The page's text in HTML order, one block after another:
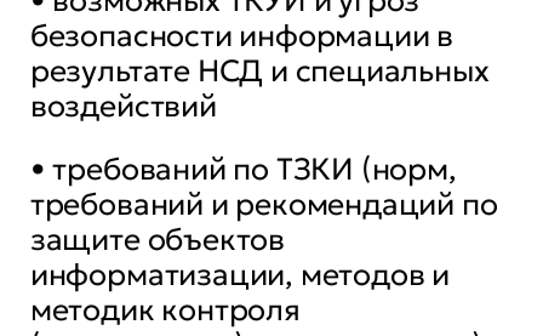
безопасности информации в
результате НСД и специальных
воздействий
• требований по ТЗКИ (норм,
требований и рекомендаций по
защите объектов
информатизации, методов и
методик контроля